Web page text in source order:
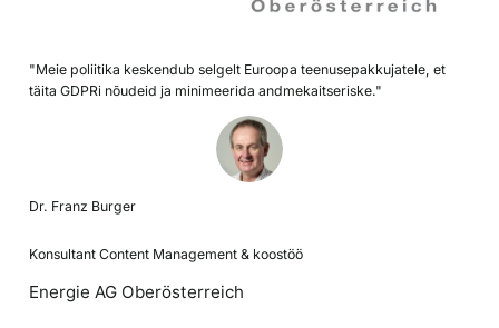
"Meie poliitika keskendub selgelt Euroopa teenusepakkujatele, et
täita GDPRi nõudeid ja minimeerida andmekaitseriske."
Dr. Franz Burger
Konsultant Content Management & koostöö
Energie AG Oberösterreich